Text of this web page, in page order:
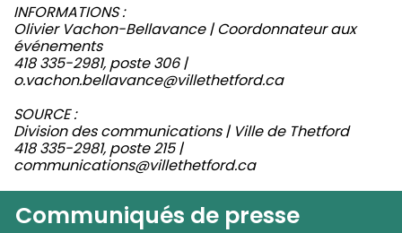
INFORMATIONS :
Olivier Vachon-Bellavance | Coordonnateur aux
événements
418 335-2981, poste 306 |
o.vachon.bellavance@villethetford.ca
SOURCE :
Division des communications | Ville de Thetford
418 335-2981, poste 215 |
communications@villethetford.ca
Communiqués de presse